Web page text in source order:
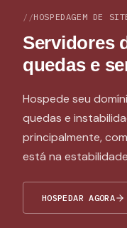
HOSPEDAGEM DE
Servidores
quedas e
Hospede seu
quedas e
principalmente,
está na
HOSPEDAR AGORA